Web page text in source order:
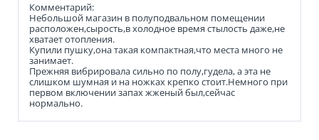
Комментарий:
Небольшой магазин в полуподвальном помещении
расположен,сырость,в холодное время стылость даже,не
хватает отопления.
Купили пушку,она такая компактная,что места много не
занимает.
Прежняя вибрировала сильно по полу,гудела, а эта не
слишком шумная и на ножках крепко стоит.Немного при
первом включении запах жженый был,сейчас
нормально.